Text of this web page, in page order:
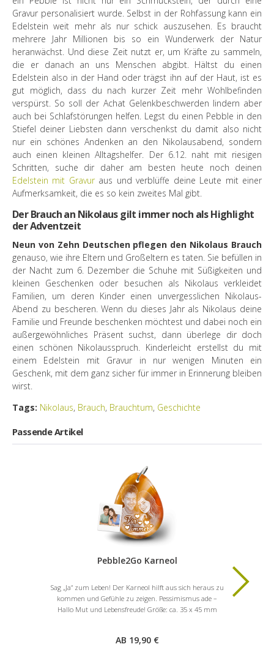
Gravur personalisiert wurde. Selbst in der Rohfassung kann ein
Edelstein weit mehr als nur schick auszusehen. Es braucht
mehrere Jahr Millionen bis so ein Wunderwerk der Natur
heranwächst. Und diese Zeit nutzt er, um Kräfte zu sammeln,
die er danach an uns Menschen abgibt. Hältst du einen
Edelstein also in der Hand oder trägst ihn auf der Haut, ist es
gut möglich, dass du nach kurzer Zeit mehr Wohlbefinden
verspürst. So soll der Achat Gelenkbeschwerden lindern aber
auch bei Schlafstörungen helfen. Legst du einen Pebble in den
Stiefel deiner Liebsten dann verschenkst du damit also nicht
nur ein schönes Andenken an den Nikolausabend, sondern
auch einen kleinen Alltagshelfer. Der 6.12. naht mit riesigen
Schritten, suche dir daher am besten heute noch deinen
Edelstein mit Gravuraus und verblüffe deine Leute mit einer
Aufmerksamkeit, die es so kein zweites Mal gibt.
Der Brauch an Nikolaus gilt immer noch als Highlight
der Adventzeit
Neun von Zehn Deutschen pflegen den Nikolaus Brauch
genauso, wie ihre Eltern und Großeltern es taten. Sie befüllen in
der Nacht zum 6. Dezember die Schuhe mit Süßigkeiten und
kleinen Geschenken oder besuchen als Nikolaus verkleidet
Familien, um deren Kinder einen unvergesslichen Nikolaus-
Abend zu bescheren. Wenn du dieses Jahr als Nikolaus deine
Familie und Freunde beschenken möchtest und dabei noch ein
außergewöhnliches Präsent suchst, dann überlege dir doch
einen schönen Nikolausspruch. Kinderleicht erstellst du mit
einem Edelstein mit Gravur in nur wenigen Minuten ein
Geschenk, mit dem ganz sicher für immer in Erinnerung bleiben
wirst.
Tags: Nikolaus, Brauch, Brauchtum, Geschichte
Passende Artikel
Pebble2Go Karneol
Sag „Ja“ zum Leben! Der Karneol hilft aus sich heraus zu
kommen und Gefühle zu zeigen. Pessimismus ade –
Hallo Mut und Lebensfreude! Größe: ca. 35 x 45 mm
AB 19,90 €
Der